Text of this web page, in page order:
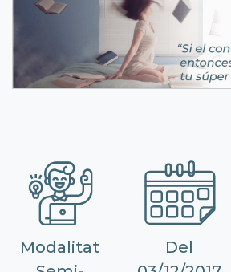
Modalitat
Del